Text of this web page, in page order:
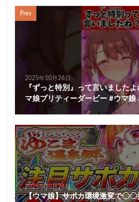
Prev
2025年10月26日
『ずっと特別』って言いました
マ娘プリティーダービー #ウマ娘
2025年10月26日
【ウマ娘】サポカ環境激変で〇〇